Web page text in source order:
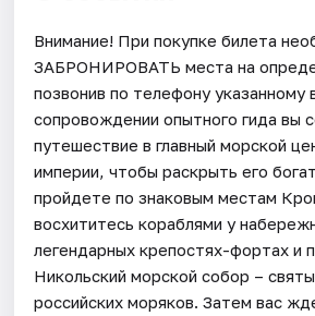
Внимание! При покупке билета
ЗАБРОНИРОВАТЬ места на
позвонив по телефону указанному
сопровождении опытного гида вы
путешествие в главный морской
империи, чтобы раскрыть его
пройдете по знаковым местам
восхититесь кораблями у
легендарных крепостях-фортах и
Никольский морской собор –
российских моряков. Затем вас